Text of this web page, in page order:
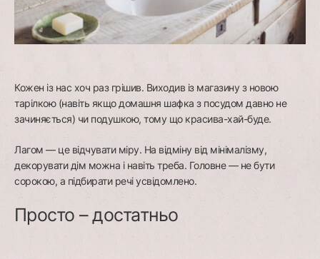
Кожен із нас хоч раз грішив. Виходив із магазину з новою
тарілкою (навіть якщо домашня шафка з посудом давно не
зачиняється) чи подушкою, тому що красива-хай-буде.
Лагом — це відчувати міру. На відміну від мінімалізму,
декорувати дім можна і навіть треба. Головне — не бути
сорокою, a підбирати речі усвідомлено.
Просто – достатньо